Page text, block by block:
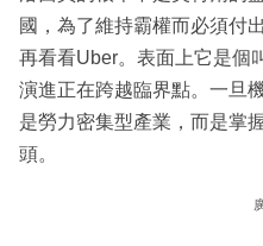
國，為了維持霸權而必須付
再看看Uber。表面上它是個
演進正在跨越臨界點。一旦
是勞力密集型產業，而是掌
頭。